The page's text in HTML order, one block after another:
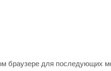
браузере для последующих